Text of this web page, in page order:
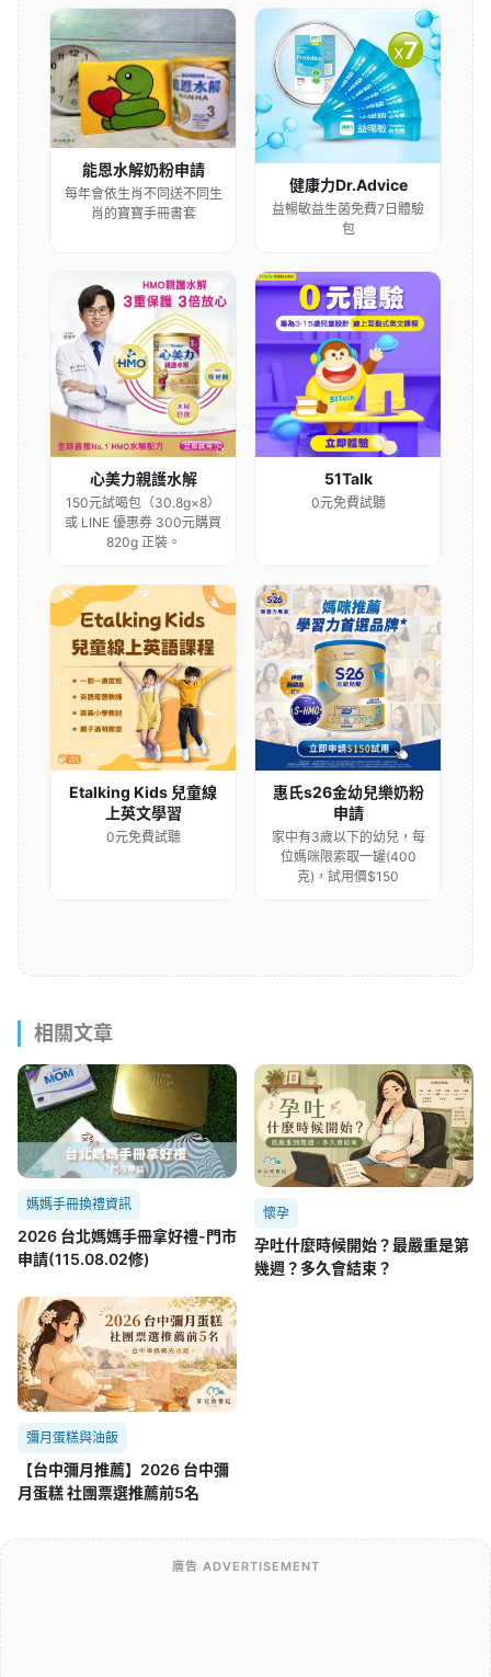
能恩水解奶粉申請
每年會依生肖不同送不同生
肖的寶寶手冊書套
健康力Dr.Advice
益暢敏益生菌免費7日體驗
包
心美力親護水解
150元試喝包（30.8g×8）
或 LINE 優惠券 300元購買
820g 正裝。
51Talk
0元免費試聽
Etalking Kids 兒童線
上英文學習
0元免費試聽
惠氏s26金幼兒樂奶粉
申請
家中有3歲以下的幼兒，每
位媽咪限索取一罐(400
克)，試用價$150
相關文章
媽媽手冊換禮資訊
2026 台北媽媽手冊拿好禮-門市
申請(115.08.02修)
懷孕
孕吐什麼時候開始？最嚴重是第
幾週？多久會結束？
彌月蛋糕與油飯
【台中彌月推薦】2026 台中彌
月蛋糕 社團票選推薦前5名
廣告 ADVERTISEMENT